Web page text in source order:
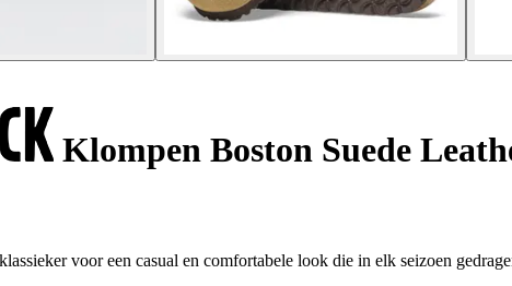
Klompen Boston Suede
voor een casual en comfortabele look die in elk seizoen